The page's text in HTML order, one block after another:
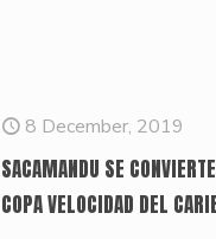
8 December, 2019
SACAMANDU SE
COPA VELOCIDAD DEL